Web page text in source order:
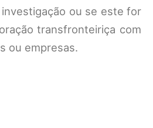
ou se este for
transfronteiriça com
ou empresas.